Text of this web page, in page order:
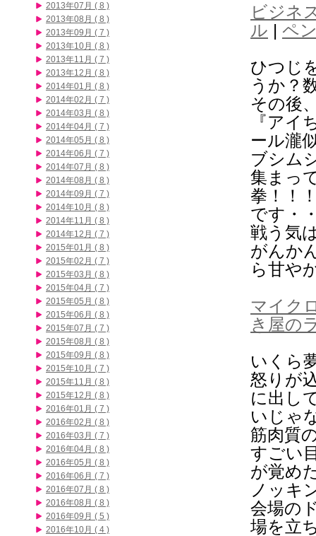
ビジネ
ル | ペ
ひつじ
うか？
その後
『アイ
ール瀧
ブシム
集まっ
拳！！
です・
戦う気
がんか
ら甘や
マイク
き屋の
いくら
怒りが
に出し
いじゃ
筋肉質
すごい
が覚め
ノッキ
会場の
場を立
2013年07月 ( 8 )
2013年08月 ( 8 )
2013年09月 ( 7 )
2013年10月 ( 8 )
2013年11月 ( 7 )
2013年12月 ( 8 )
2014年01月 ( 8 )
2014年02月 ( 7 )
2014年03月 ( 8 )
2014年04月 ( 7 )
2014年05月 ( 8 )
2014年06月 ( 7 )
2014年07月 ( 8 )
2014年08月 ( 8 )
2014年09月 ( 7 )
2014年10月 ( 8 )
2014年11月 ( 8 )
2014年12月 ( 7 )
2015年01月 ( 8 )
2015年02月 ( 7 )
2015年03月 ( 8 )
2015年04月 ( 7 )
2015年05月 ( 8 )
2015年06月 ( 8 )
2015年07月 ( 7 )
2015年08月 ( 8 )
2015年09月 ( 8 )
2015年10月 ( 7 )
2015年11月 ( 8 )
2015年12月 ( 8 )
2016年01月 ( 7 )
2016年02月 ( 8 )
2016年03月 ( 7 )
2016年04月 ( 8 )
2016年05月 ( 8 )
2016年06月 ( 7 )
2016年07月 ( 8 )
2016年08月 ( 8 )
2016年09月 ( 5 )
2016年10月 ( 4 )